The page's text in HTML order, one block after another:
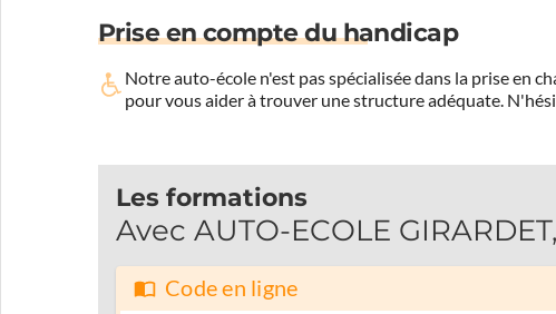
Prise en compte du handicap
Notre auto-école n'est pas spécialisée dans la prise en
pour vous aider à trouver une structure adéquate.
Les formations
Avec AUTO-ECOLE
Code en ligne